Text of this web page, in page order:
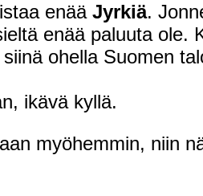
enää Jyrkiä.
enää paluuta ole.
ohella Suomen
ikävä kyllä.
myöhemmin, niin